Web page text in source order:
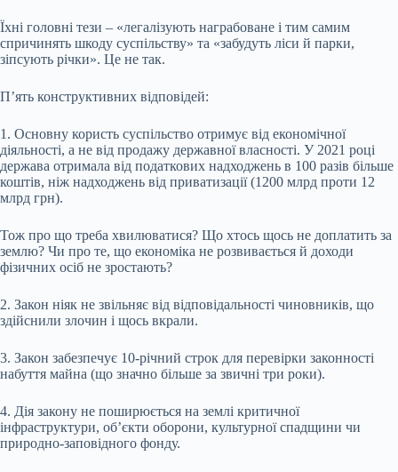
Їхні головні тези – «легалізують награбоване і тим самим
спричинять шкоду суспільству» та «забудуть ліси й парки,
зіпсують річки». Це не так.
П’ять конструктивних відповідей:
1. Основну користь суспільство отримує від економічної
діяльності, а не від продажу державної власності. У 2021 році
держава отримала від податкових надходжень в 100 разів більше
коштів, ніж надходжень від приватизації (1200 млрд проти 12
млрд грн).
Тож про що треба хвилюватися? Що хтось щось не доплатить за
землю? Чи про те, що економіка не розвивається й доходи
фізичних осіб не зростають?
2. Закон ніяк не звільняє від відповідальності чиновників, що
здійснили злочин і щось вкрали.
3. Закон забезпечує 10-річний строк для перевірки законності
набуття майна (що значно більше за звичні три роки).
4. Дія закону не поширюється на землі критичної
інфраструктури, об’єкти оборони, культурної спадщини чи
природно-заповідного фонду.